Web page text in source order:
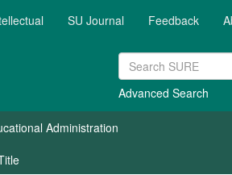
SU Journal Feedback
Advanced Search
Administration